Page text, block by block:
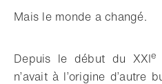
Mais le monde a changé.
Depuis le début du XXIe
n’avait à l’origine d’autre